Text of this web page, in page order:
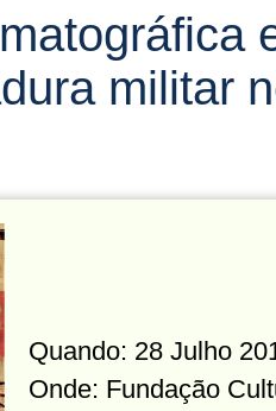
militar
Quando: 28 Julho
Onde: Fundação